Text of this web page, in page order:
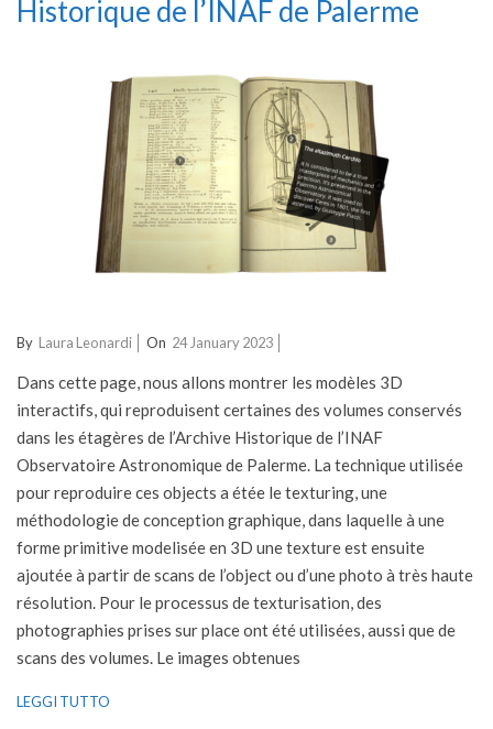
Historique de l’INAF de Palerme
2023-
24
By Laura Leonardi On 24 January 2023
Dans cette page, nous allons montrer les modèles 3D
interactifs, qui reproduisent certaines des volumes conservés
dans les étagères de l’Archive Historique de l’INAF
Observatoire Astronomique de Palerme. La technique utilisée
pour reproduire ces objects a étée le texturing, une
méthodologie de conception graphique, dans laquelle à une
forme primitive modelisée en 3D une texture est ensuite
ajoutée à partir de scans de l’object ou d’une photo à très haute
résolution. Pour le processus de texturisation, des
photographies prises sur place ont été utilisées, aussi que de
scans des volumes. Le images obtenues
LEGGI TUTTO